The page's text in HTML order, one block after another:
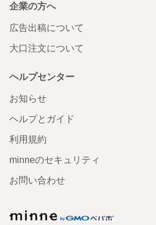
企業の方へ
広告出稿について
大口注文について
ヘルプセンター
お知らせ
ヘルプとガイド
利用規約
minneのセキュリティ
お問い合わせ